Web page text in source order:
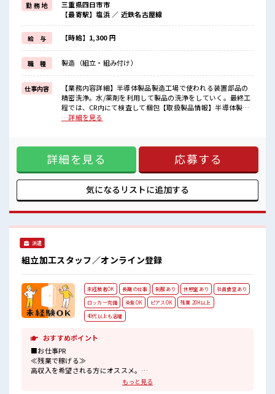
毎日の服装の悩み解消♪
≪未経験でも活躍できる≫
新しいことにチャレンジするのは不安だけど、
しっかり働く環境が整っています！
イチからスキルUP・ステップUP目指していきましょう！
≪自分に合った期間で働ける≫
福利厚生が整った派遣のお仕事です！
■職場の雰囲気
休憩室で楽しくランチ♪
時間があれば昼寝もしちゃおう！
ロッカーあり！
勤 務 地
三重県四日市市
【最寄駅】塩浜 ／ 近鉄名古屋線
給 与 【時給】1,300 円
職 種 製造（組立・組み付け）
仕事内容
【業務内容詳細】半導体製品製造工場で使われる装置部品の
精密洗浄。水/薬剤を利用して製品の洗浄をしていく。最終工
程では、CR内にて検査して梱包【取扱製品情報】半導体製造
工場で使われる装置部品 ■お仕事PR ≪残業多めでがっつり稼
服装の悩み解消♪ ≪未経験でも活躍できる≫ 新しいことにチ
ャレンジするのは不安だけど、 しっかり働く環境が整ってい
ます！ イチからスキルUP・ステップUP目指していきましょ
う！ ≪自分に合った期間で働ける≫ 福利厚生が整った派遣の
お仕事です！ ■職場の雰囲気 休憩室で楽しくランチ♪ 時間が
あれば昼寝もしちゃおう！ ロッカーあり！ 安心してお仕事に
…詳細を見る
詳細を見る 応募する
気になるリストに追加する
派遣
組立加工スタッフ／オンライン登録
未経験者OK 長期の仕事 制服あり 休憩室あり
社員食堂あり
ロッカー完備
染髪OK ピアスOK
残業 20H以上
40代以上も活躍
おすすめポイント
■お仕事PR
≪残業で稼げる≫
高収入を希望される方にオススメ。
残業は月20時間以上あります♪もっと見る